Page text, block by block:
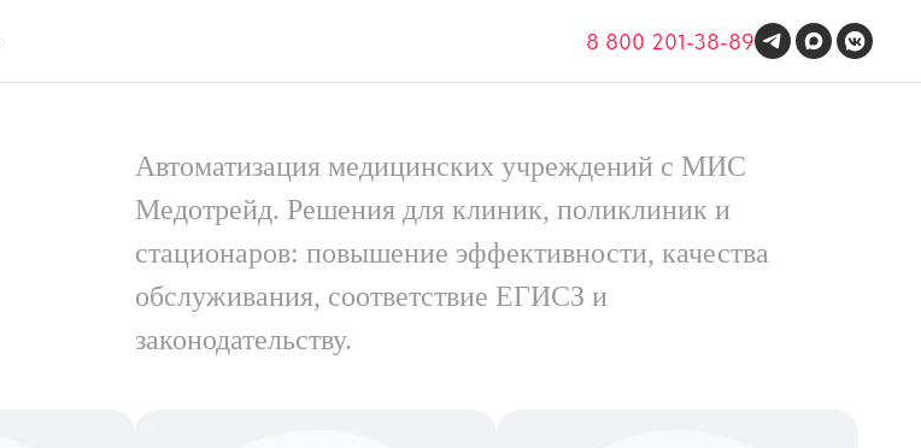
8 800 201-38-89
Автоматизация медицинских учреждений с МИС
Медотрейд. Решения для клиник, поликлиник и
стационаров: повышение эффективности, качества
обслуживания, соответствие ЕГИСЗ и
законодательству.